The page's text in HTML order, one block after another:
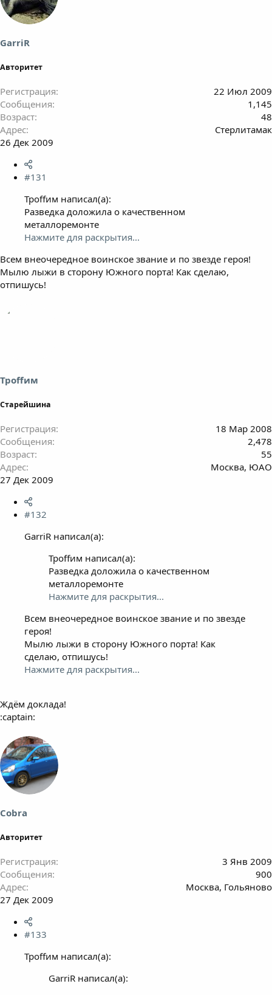
GarriR
Авторитет
Регистрация
22 Июл 2009
Сообщения
1,145
Возраст
48
Адрес
Стерлитамак
26 Дек 2009
#131
Троffим написал(а):
Разведка доложила о качественном
металлоремонте
Нажмите для раскрытия...
Всем внеочередное воинское звание и по звезде героя!
Мылю лыжи в сторону Южного порта! Как сделаю,
отпишусь!
Троffим
Старейшина
Регистрация
18 Мар 2008
Сообщения
2,478
Возраст
55
Адрес
Москва, ЮАО
27 Дек 2009
#132
GarriR написал(а):
Троffим написал(а):
Разведка доложила о качественном
металлоремонте
Нажмите для раскрытия...
Всем внеочередное воинское звание и по звезде
героя!
Мылю лыжи в сторону Южного порта! Как
сделаю, отпишусь!
Нажмите для раскрытия...
Ждём доклада!
:captain:
Cobra
Авторитет
Регистрация
3 Янв 2009
Сообщения
900
Адрес
Москва, Гольяново
27 Дек 2009
#133
Троffим написал(а):
GarriR написал(а):